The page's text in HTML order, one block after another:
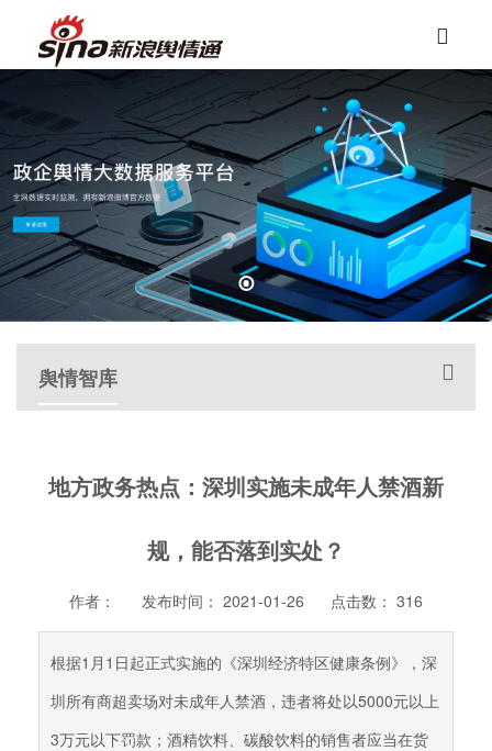
舆情智库
地方政务热点：深圳实施未成年人禁酒新
规，能否落到实处？
作者： 发布时间： 2021-01-26 点击数： 316
根据1月1日起正式实施的《深圳经济特区健康条例》，深
圳所有商超卖场对未成年人禁酒，违者将处以5000元以上
3万元以下罚款；酒精饮料、碳酸饮料的销售者应当在货